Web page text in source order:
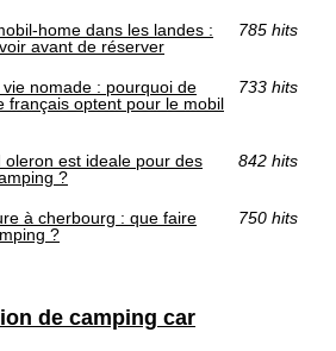
home dans les landes :
avant de réserver
785 hits
nomade : pourquoi de
français optent pour le mobil
733 hits
oleron est ideale pour des
?
842 hits
à cherbourg : que faire
?
750 hits
de camping car